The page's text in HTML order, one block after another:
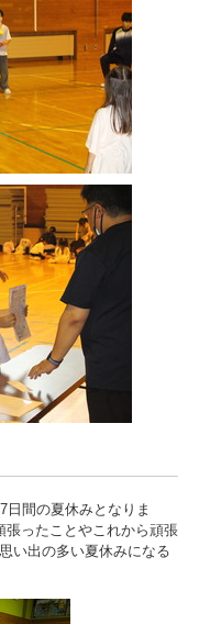
間の夏休みとなりま
張ったことやこれから頑張
い出の多い夏休みになる